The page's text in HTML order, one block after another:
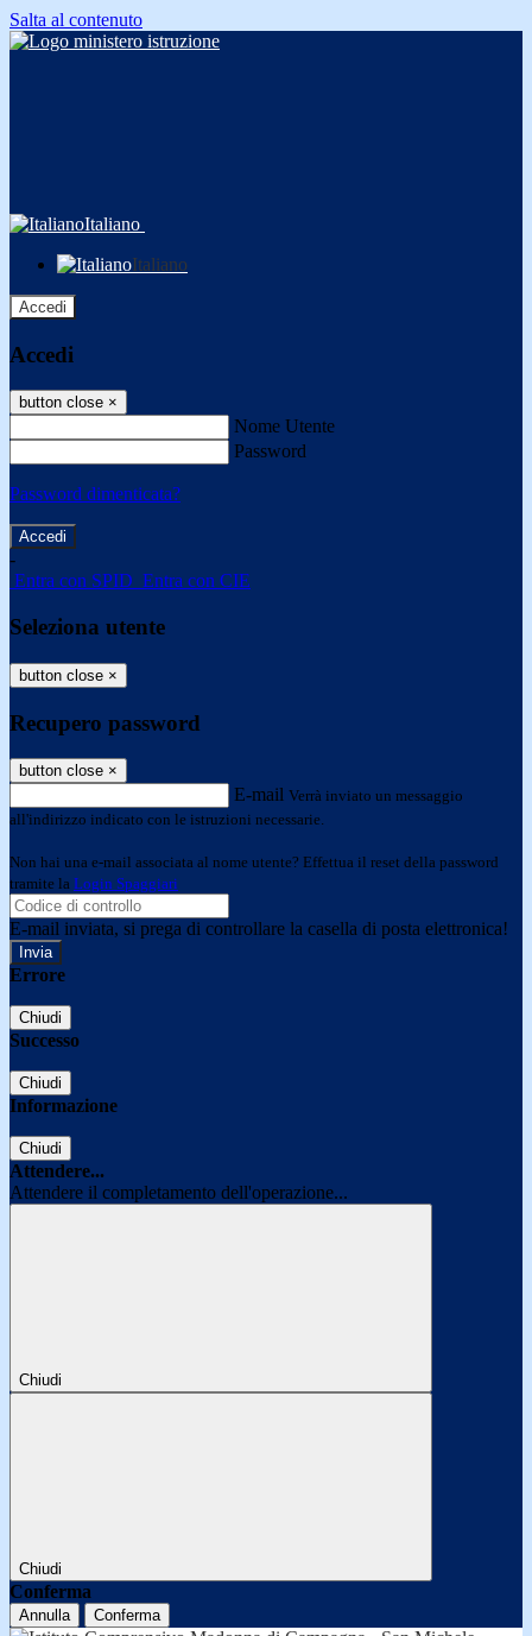
Salta al contenuto
Italiano
Italiano
Accedi
Accedi
button close ×
Nome Utente
Password
Password dimenticata?
-
Entra con SPID Entra con CIE
Seleziona utente
button close ×
Recupero password
button close ×
E-mail Verrà inviato un messaggio
all'indirizzo indicato con le istruzioni necessarie.
Non hai una e-mail associata al nome utente? Effettua il reset della password
tramite la Login Spaggiari
E-mail inviata, si prega di controllare la casella di posta elettronica!
Errore
Chiudi
Successo
Chiudi
Informazione
Chiudi
Attendere...
Attendere il completamento dell'operazione...
Chiudi
Chiudi
Conferma
Annulla Conferma